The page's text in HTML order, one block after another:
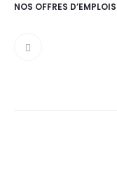
NOS OFFRES D’EMPLOIS